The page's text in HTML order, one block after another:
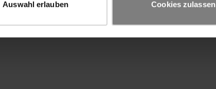
Auswahl erlauben Cookies zulassen